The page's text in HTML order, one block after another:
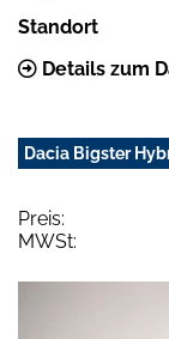
Standort
Details zum
Dacia Bigster
Preis:
MWSt: